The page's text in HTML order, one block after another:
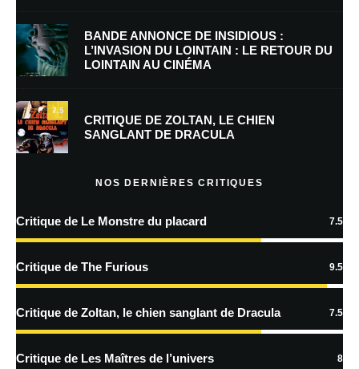
Enregistrer mon nom, mon e-mail et mon site dans le navigateur pour
mon prochain commentaire.
Prévenez-moi de tous les nouveaux commentaires par e-mail.
Prévenez-moi de tous les nouveaux articles par e-mail.
En savoir
traitées
BANDE ANNONCE DE INSIDIOUS :
L’INVASION DU LOINTAIN : LE RETOUR DU
LOINTAIN AU CINÉMA
7.5
CRITIQUE DE ZOLTAN, LE CHIEN
SANGLANT DE DRACULA
NOS DERNIÈRES CRITIQUES
Critique de Le Monstre du placard 7.5
Critique de The Furious 9.5
Critique de Zoltan, le chien sanglant de Dracula 7.5
Critique de Les Maîtres de l’univers 8